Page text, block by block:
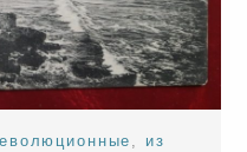
, из